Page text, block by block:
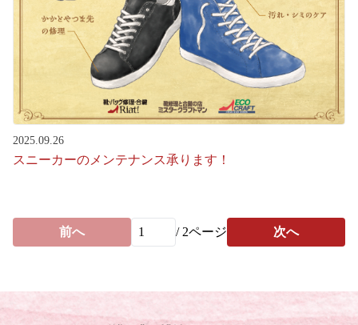
2025.09.26
スニーカーのメンテナンス承ります！
前へ / 2ページ 次へ